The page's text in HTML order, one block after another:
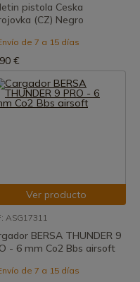
pistola Ceska
(CZ) Negro
de 7 a 15 días
€
Ver producto
ASG17311
BERSA THUNDER 9
- 6 mm Co2 Bbs airsoft
de 7 a 15 días